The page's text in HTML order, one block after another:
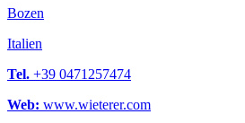
Bozen
Italien
Tel. +39 0471257474
Web: www.wieterer.com